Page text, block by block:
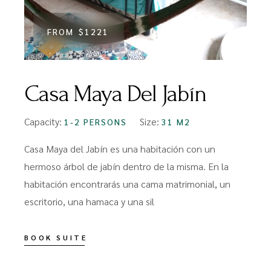
FROM $1221
Casa Maya Del Jabín
Capacity: 1-2 PERSONS Size: 31 M2
Casa Maya del Jabín es una habitación con un
hermoso árbol de jabín dentro de la misma. En la
habitación encontrarás una cama matrimonial, un
escritorio, una hamaca y una sil
BOOK SUITE